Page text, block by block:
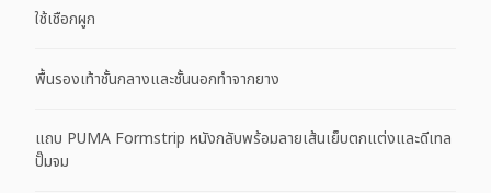
ใช้เชือกผูก
พื้นรองเท้าชั้นกลางและชั้นนอกทำจากยาง
แถบ PUMA Formstrip หนังกลับพร้อมลายเส้นเย็บตกแต่งและดีเทล
ปั๊มจม